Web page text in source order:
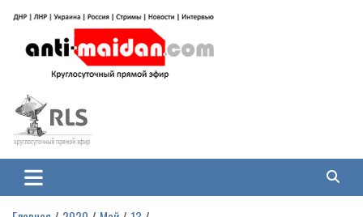
содержимому
Антимайдан: Гражданская война
на Украине
гражданской войне на Украине, включая события в Новороссии, ДНР,
ЛНР и других регионах.